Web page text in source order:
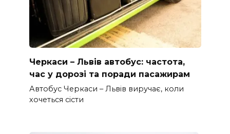
Черкаси – Львів автобус: частота,
час у дорозі та поради пасажирам
Автобус Черкаси – Львів виручає, коли
хочеться сісти